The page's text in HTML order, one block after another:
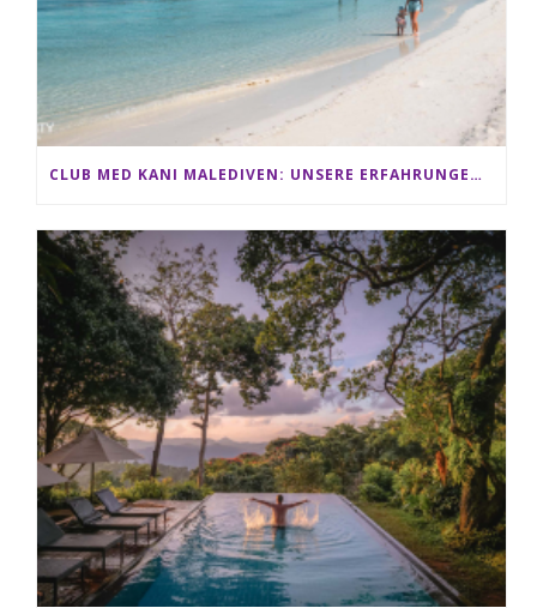
CLUB MED KANI MALEDIVEN: UNSERE ERFAHRUNGEN IM ALL-INCLUSIVE PARADIES